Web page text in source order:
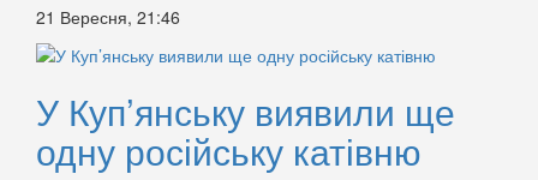
21 Вересня, 21:46
У Куп’янську виявили ще
одну російську катівню